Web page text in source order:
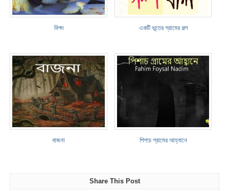
বিপদ একটি ভূতের গ্রামের গল্প
বাজনা পিশাচ গ্রামের আহ্বানে
Share This Post